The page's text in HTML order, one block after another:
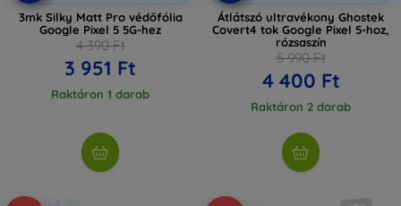
3mk Silky Matt Pro védőfólia
Google Pixel 5 5G-hez
4 390 Ft
3 951 Ft
Raktáron 1 darab
Átlátszó ultravékony Ghostek
Covert4 tok Google Pixel 5-hoz,
rózsaszín
5 990 Ft
4 400 Ft
Raktáron 2 darab